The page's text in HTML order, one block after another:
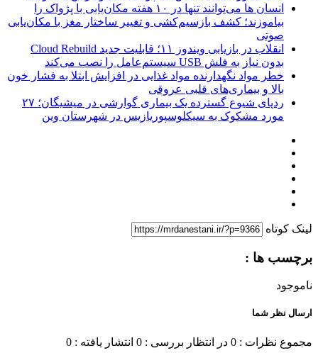
انسان‌ ها می‌توانند تنها در ۱۰ هفته مکان‌یابی با پژواک را
بیاموزند؛ کشف بازسیم‌کشی و تغییر ساختار مغز با مکان‌یابی
صوتی
انقلاب در بازیابی ویندوز ۱۱؛ قابلیت جدید Cloud Rebuild
بدون نیاز به فلش USB سیستم‌عامل را نصب می‌کند
خطر مواد نگهدارنده مواد غذایی در افزایش ابتلا به فشار خون
بالا و بیماری‌های قلبی عروقی
ردپای شیوع گسترده یک بیماری گوارشی در میشیگان؛ ۲۷
مورد مشکوک به سیکلوسپوریازیس در شهرستان وین
لینک کوتاه
برچسب ها :
ناموجود
ارسال نظر شما
مجموع نظرات : 0 در انتظار بررسی : 0 انتشار یافته : 0